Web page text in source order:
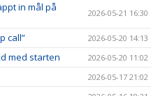
in mål på
2026-05-21 16:30
call” 2026-05-20 14:13
med starten 2026-05-20 11:02
2026-05-17 21:02